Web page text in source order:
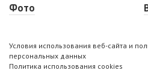
Фото
Условия использования веб-сайта и
персональных данных
Политика использования cookies